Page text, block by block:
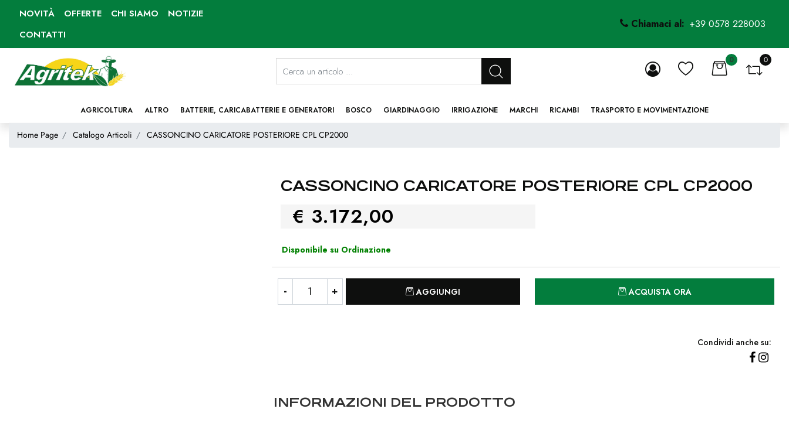
NOVITÀ OFFERTE CHI SIAMO
NOTIZIE
CONTATTI
Chiamaci al: +39 0578 228003
La modifica di un filtro aggiorna automaticamente gli altri filtri disponibili. 0 0
AGRICOLTURA ALTRO BATTERIE, CARICABATTERIE E GENERATORI BOSCO GIARDINAGGIO IRRIGAZIONE MARCHI RICAMBI TRASPORTO E MOVIMENTAZIONE
Home Page Catalogo Articoli CASSONCINO CARICATORE POSTERIORE CPL CP2000
CASSONCINO CARICATORE POSTERIORE CPL CP2000
€ 3.172,00
Disponibile su Ordinazione
AGGIUNGI ACQUISTA ORA
Condividi anche su:
INFORMAZIONI DEL PRODOTTO